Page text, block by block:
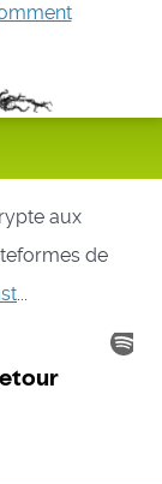
aux
de